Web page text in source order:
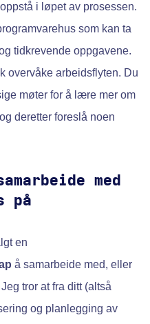
i løpet av prosessen.
som kan ta
tidkrevende oppgavene.
overvåke arbeidsflyten. Du
møter for å lære mer om
deretter foreslå noen
med
på
en
å samarbeide med, eller
tror at fra ditt (altså
og planlegging av